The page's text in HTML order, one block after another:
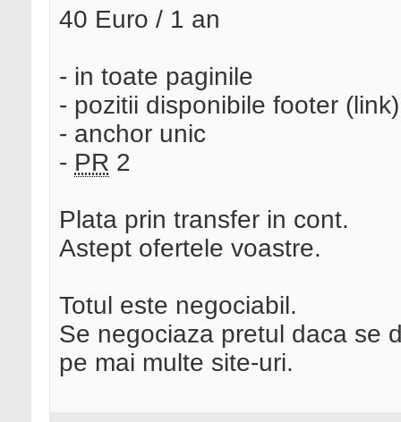
40 Euro / 1 an
- in toate paginile
- pozitii disponibile footer (link)
- anchor unic
- PR 2
Plata prin transfer in cont.
Astept ofertele voastre.
Totul este negociabil.
Se negociaza pretul daca se
pe mai multe site-uri.